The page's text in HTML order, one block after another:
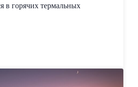
в горячих термальных